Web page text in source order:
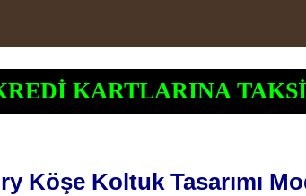
KARTLARINA
Köşe Koltuk Tasarımı